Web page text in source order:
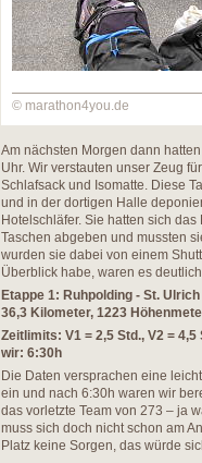
© marathon4you.de
Am nächsten Morgen dann
Uhr. Wir verstauten unser Zeug
Schlafsack und Isomatte. Diese
und in der dortigen Halle
Hotelschläfer. Sie hatten sich
Taschen abgeben und mussten
wurden sie dabei von einem
Überblick habe, waren es
Etappe 1: Ruhpolding - St.
36,3 Kilometer, 1223
Zeitlimits: V1 = 2,5 Std., V2 = 4,5
wir: 6:30h
Die Daten versprachen eine
ein und nach 6:30h waren wir
das vorletzte Team von 273 – ja
muss sich doch nicht schon am
Platz keine Sorgen, das würde